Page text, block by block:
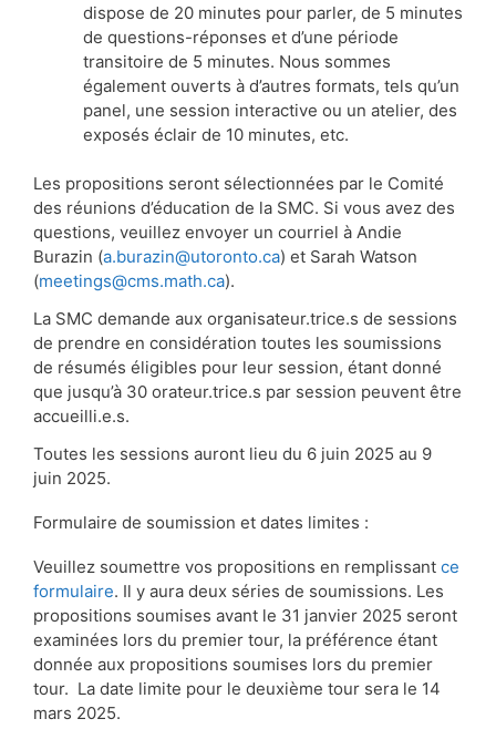
dispose de 20 minutes pour parler, de 5 minutes
de questions-réponses et d’une période
transitoire de 5 minutes. Nous sommes
également ouverts à d’autres formats, tels qu’un
panel, une session interactive ou un atelier, des
exposés éclair de 10 minutes, etc.
Les propositions seront sélectionnées par le Comité
des réunions d’éducation de la SMC. Si vous avez des
questions, veuillez envoyer un courriel à Andie
Burazin (a.burazin@utoronto.ca) et Sarah Watson
(meetings@cms.math.ca).
La SMC demande aux organisateur.trice.s de sessions
de prendre en considération toutes les soumissions
de résumés éligibles pour leur session, étant donné
que jusqu’à 30 orateur.trice.s par session peuvent être
accueilli.e.s.
Toutes les sessions auront lieu du 6 juin 2025 au 9
juin 2025.
Formulaire de soumission et dates limites :
Veuillez soumettre vos propositions en remplissant ce
formulaire. Il y aura deux séries de soumissions. Les
propositions soumises avant le 31 janvier 2025 seront
examinées lors du premier tour, la préférence étant
donnée aux propositions soumises lors du premier
tour. La date limite pour le deuxième tour sera le 14
mars 2025.